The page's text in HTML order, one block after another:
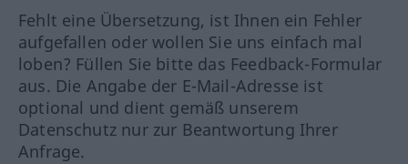
Fehlt eine Übersetzung, ist Ihnen ein Fehler
aufgefallen oder wollen Sie uns einfach mal
loben? Füllen Sie bitte das Feedback-Formular
aus. Die Angabe der E-Mail-Adresse ist
optional und dient gemäß unserem
Datenschutz nur zur Beantwortung Ihrer
Anfrage.